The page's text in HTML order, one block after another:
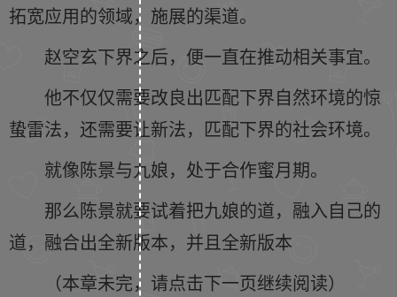
拓宽应用的领域，施展的渠道。
赵空玄下界之后，便一直在推动相关事宜。
他不仅仅需要改良出匹配下界自然环境的惊
蛰雷法，还需要让新法，匹配下界的社会环境。
就像陈景与九娘，处于合作蜜月期。
那么陈景就要试着把九娘的道，融入自己的
道，融合出全新版本，并且全新版本
（本章未完，请点击下一页继续阅读）